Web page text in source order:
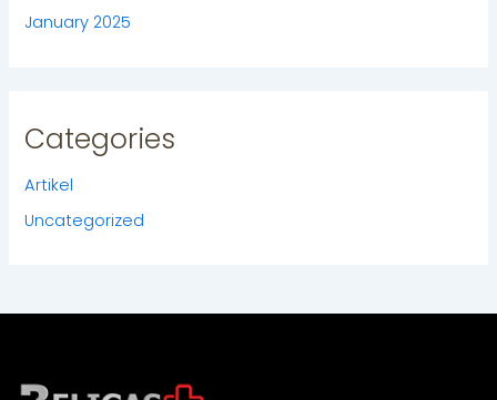
January 2025
Categories
Artikel
Uncategorized